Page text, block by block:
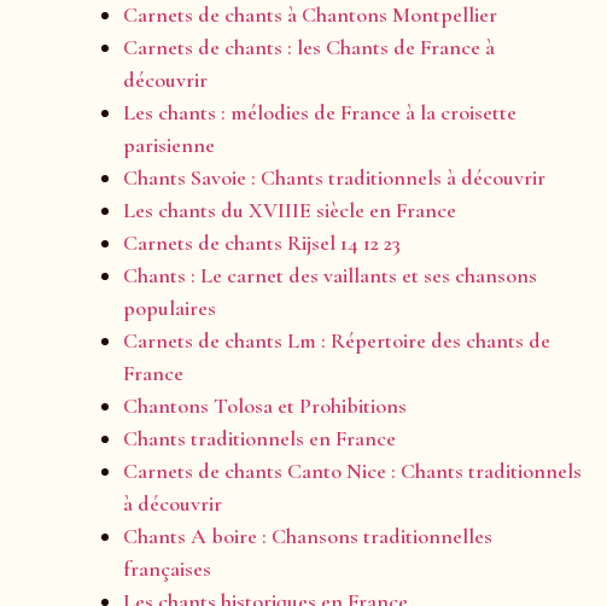
Carnets de chants à Chantons Montpellier
Carnets de chants : les Chants de France à
découvrir
Les chants : mélodies de France à la croisette
parisienne
Chants Savoie : Chants traditionnels à découvrir
Les chants du XVIIIE siècle en France
Carnets de chants Rijsel 14 12 23
Chants : Le carnet des vaillants et ses chansons
populaires
Carnets de chants Lm : Répertoire des chants de
France
Chantons Tolosa et Prohibitions
Chants traditionnels en France
Carnets de chants Canto Nice : Chants traditionnels
à découvrir
Chants A boire : Chansons traditionnelles
françaises